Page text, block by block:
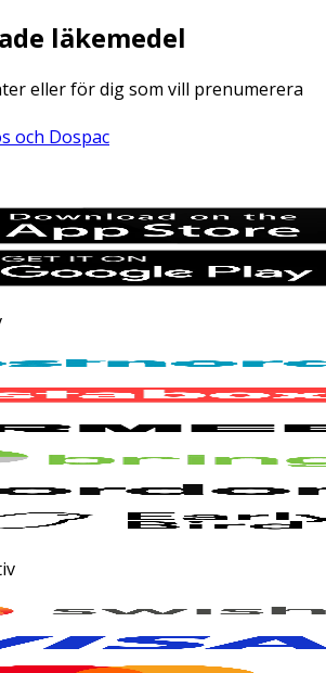
läkemedel
eller för dig som vill prenumerera
och Dospac